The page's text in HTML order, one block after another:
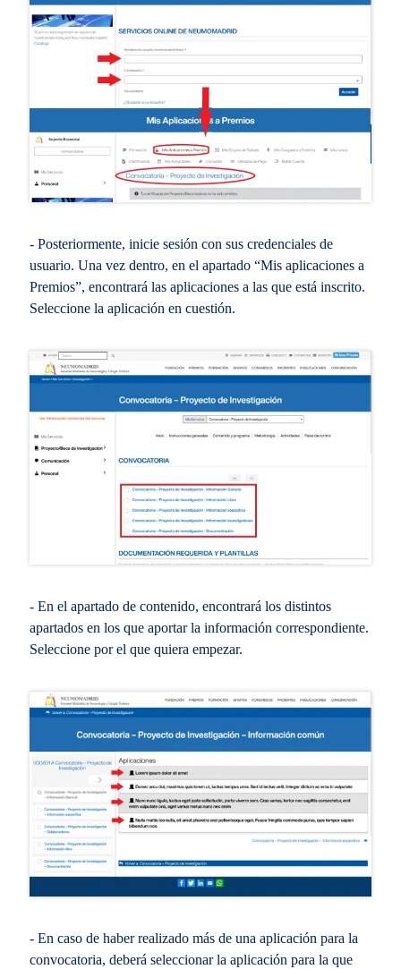
- Posteriormente, inicie sesión con sus credenciales de
usuario. Una vez dentro, en el apartado “Mis aplicaciones a
Premios”, encontrará las aplicaciones a las que está inscrito.
Seleccione la aplicación en cuestión.
- En el apartado de contenido, encontrará los distintos
apartados en los que aportar la información correspondiente.
Seleccione por el que quiera empezar.
- En caso de haber realizado más de una aplicación para la
convocatoria, deberá seleccionar la aplicación para la que